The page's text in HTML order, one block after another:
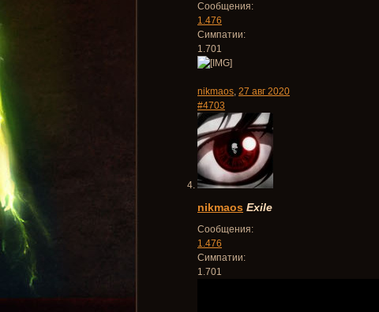
Сообщения:
1.476
Симпатии:
1.701
nikmaos, 27 авг 2020
#4703
nikmaos Exile
Сообщения:
1.476
Симпатии:
1.701